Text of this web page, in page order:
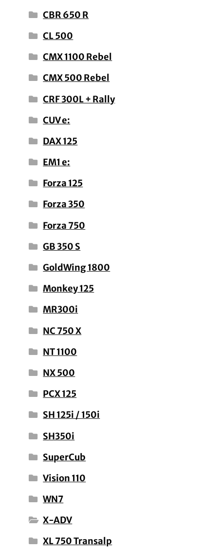
CBR 650 R
CL 500
CMX 1100 Rebel
CMX 500 Rebel
CRF 300L + Rally
CUV e:
DAX 125
EM1 e:
Forza 125
Forza 350
Forza 750
GB 350 S
GoldWing 1800
Monkey 125
MR300i
NC 750 X
NT 1100
NX 500
PCX 125
SH 125i / 150i
SH350i
SuperCub
Vision 110
WN7
X-ADV
XL 750 Transalp